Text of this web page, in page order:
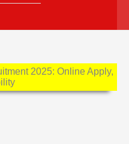
2025: Online Apply,